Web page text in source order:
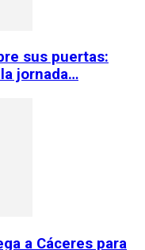
sus puertas:
jornada…
a Cáceres para